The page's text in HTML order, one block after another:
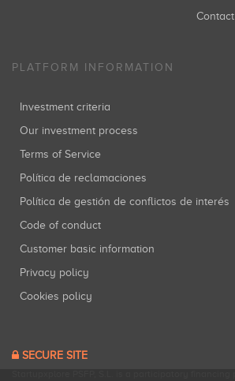
Contact
PLATFORM INFORMATION
Investment criteria
Our investment process
Terms of Service
Política de reclamaciones
Política de gestión de conflictos de interés
Code of conduct
Customer basic information
Privacy policy
Cookies policy
SECURE SITE